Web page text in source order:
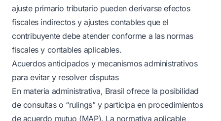
ajuste primario tributario pueden derivarse efectos
fiscales indirectos y ajustes contables que el
contribuyente debe atender conforme a las normas
fiscales y contables aplicables.
Acuerdos anticipados y mecanismos administrativos
para evitar y resolver disputas
En materia administrativa, Brasil ofrece la posibilidad
de consultas o “rulings” y participa en procedimientos
de acuerdo mutuo (MAP). La normativa aplicable